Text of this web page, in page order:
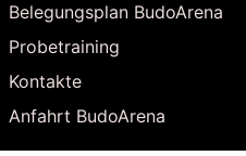
Belegungsplan BudoArena
Probetraining
Kontakte
Anfahrt BudoArena